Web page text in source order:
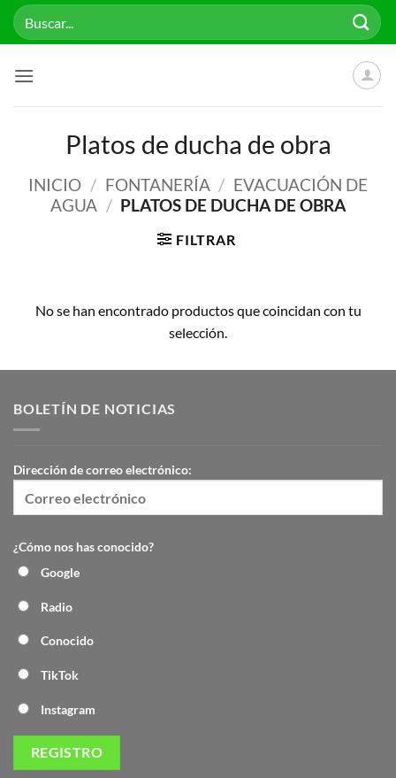
Saltar
Buscar
por:
Platos de ducha de obra
INICIO / FONTANERÍA / EVACUACIÓN DE
AGUA / PLATOS DE DUCHA DE OBRA
FILTRAR
No se han encontrado productos que coincidan con tu
selección.
BOLETÍN DE NOTICIAS
Dirección de correo electrónico:
¿Cómo nos has conocido?
Google
Radio
Conocido
TikTok
Instagram